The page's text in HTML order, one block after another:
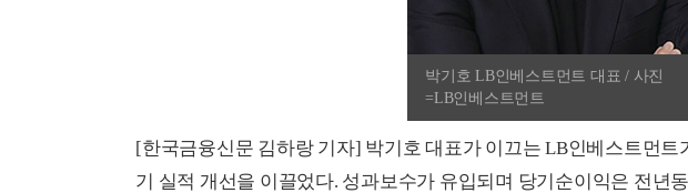
박기호 LB인베스트먼트 대표 / 사진
=LB인베스트먼트
[한국금융신문 김하랑 기자] 박기호 대표가 이끄는 LB인베스트먼트
기 실적 개선을 이끌었다. 성과보수가 유입되며 당기순이익은 전년